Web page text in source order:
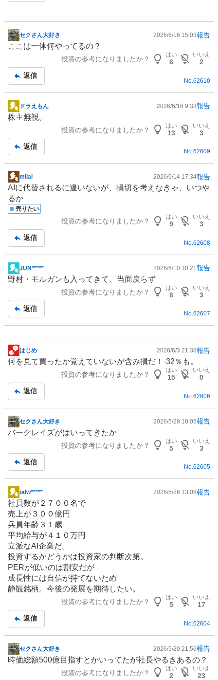
掲
示
事
セクさん大好き 2026/6/16 15:03報告
ここは一体何やってるの？
投資の参考になりましたか？
はい
6
いいえ
2
返信
No. 62610
掲
示
事
ドラえもん 2026/6/16 9:33報告
株主無視。
投資の参考になりましたか？
はい
13
いいえ
3
返信
No.62609
掲
示
板
記
milai 2026/6/14 17:34報告
AIに代替されるに違いないが、損切を考えなきゃ、いつや
るか
売りたい
投資の参考になりましたか？
はい
9
いいえ
3
返信
No. 62608
掲
示
事
JUN***** 2026/6/10 10:21 報告
野村・モルガンも入ってきて、当面戻らず
投資の参考になりましたか？
はい
8
いいえ
3
返信
No.62607
掲
示
事
はじめ 2026/6/3 21:38報告
何を見て買ったか覚えていないが含み損だ！-32％も。
投資の参考になりましたか？
はい
15
いいえ
0
返信
No. 62606
掲
示
事
セクさん大好き 2026/5/28 10:05報告
バークレイズがはいってきたか
投資の参考になりましたか？
はい
5
いいえ
3
返信
No.62605
掲
示
板
記
事
odw***** 2026/5/26 13:08報告
社員数が２７００名で
売上が３００億円
兵員年齢３１歳
平均給与が４１０万円
立派なAI企業だ。
投資するかどうかは投資家の判断次第。
PERが低いのは割安だが
成長性には自信が持てないため
静観銘柄。今後の発展を期待したい。
投資の参考になりましたか？
はい
5
いいえ
17
返信
No. 62604
掲
示
セクさん大好き 2026/5/20 21:56報告
時価総額500億目指すとかいってたが社長やるきあるの？
投資の参考になりましたか？
はい
2
いいえ
23